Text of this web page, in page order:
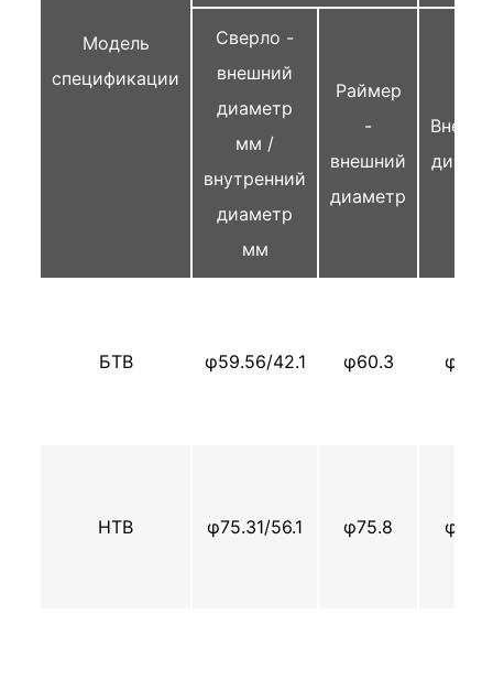
Модель
спецификации
Сверло -
внешний
диаметр
мм /
внутренний
диаметр
мм
Раймер
-
внешний
диаметр
БТВ φ59.56/42.1 φ60.3 φ56.3
НТВ φ75.31/56.1 φ75.8 φ73.3